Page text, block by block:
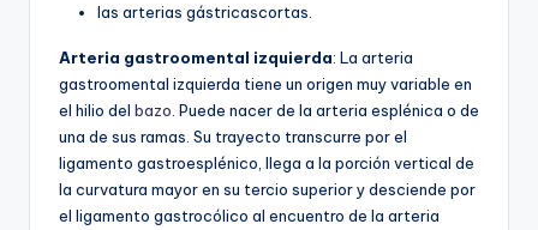
las arterias gástricascortas.
Arteria gastroomental izquierda: La arteria
gastroomental izquierda tiene un origen muy variable en
el hilio del bazo . Puede nacer de la arteria esplénica o de
una de sus ramas. Su trayecto transcurre por el
ligamento gastroesplénico, llega a la porción vertical de
la curvatura mayor en su tercio superior y desciende por
el ligamento gastrocólico al encuentro de la arteria